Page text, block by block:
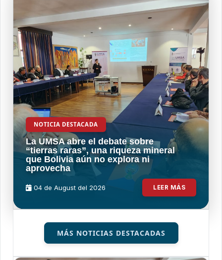
NOTICIA DESTACADA
La UMSA abre el debate sobre
“tierras raras”, una riqueza mineral
que Bolivia aún no explora ni
aprovecha
04 de August del 2026 LEER MÁS
MÁS NOTICIAS DESTACADAS